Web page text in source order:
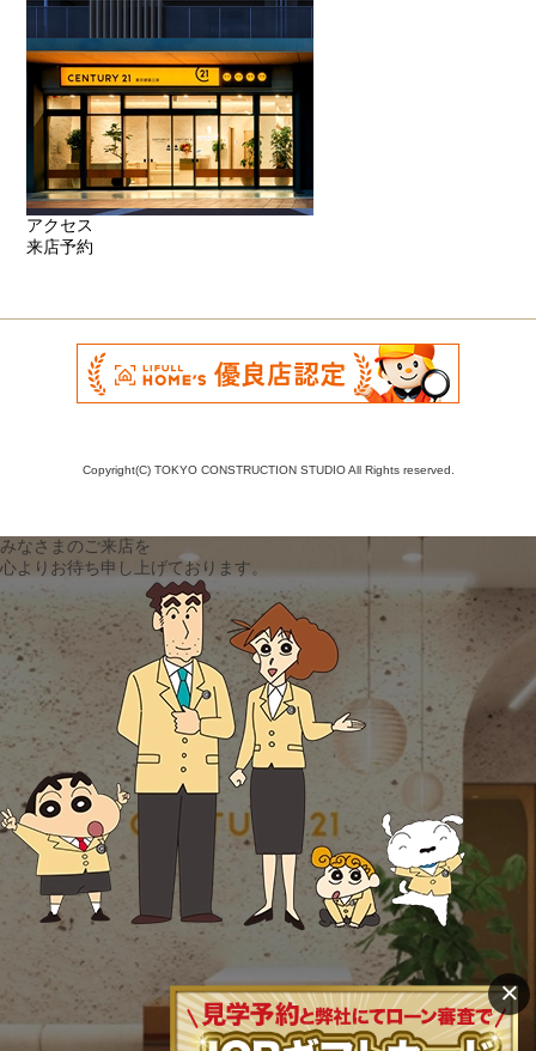
アクセス
来店予約
Copyright(C) TOKYO CONSTRUCTION STUDIO All Rights reserved.
みなさまのご来店を
心よりお待ち申し上げております。
×